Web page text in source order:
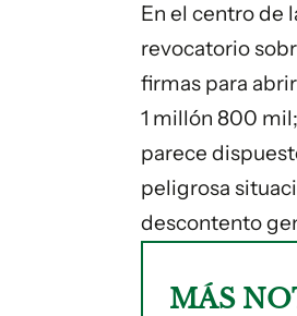
En el centro de
revocatorio
firmas para
1 millón 800
parece
peligrosa
descontento
MÁS